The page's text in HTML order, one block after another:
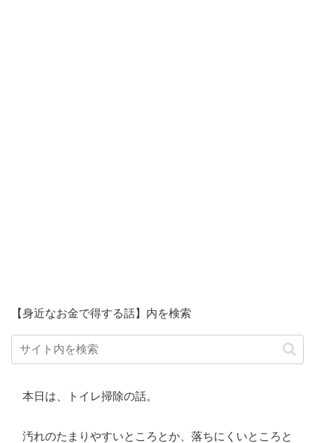
【身近なお金で得する話】内を検索
本日は、トイレ掃除の話。
汚れのたまりやすいところとか、落ちにくいところと